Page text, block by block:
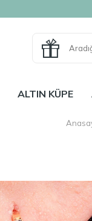
ALTIN KÜPE